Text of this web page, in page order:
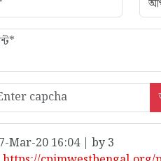
Mar-20 16:04 | by 3